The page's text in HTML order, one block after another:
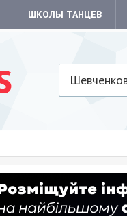
ШКОЛЫ ТАНЦЕВ